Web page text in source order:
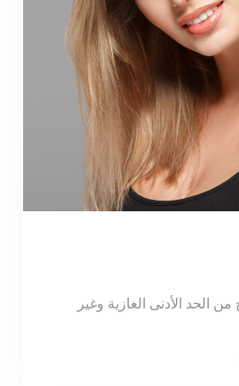
الحد الأدنى الغازية وغير